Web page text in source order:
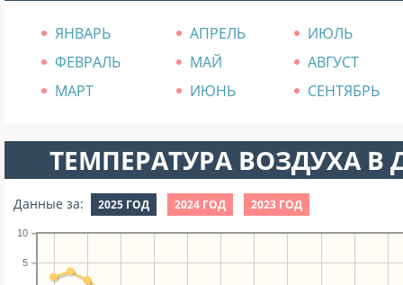
ЯНВАРЬ АПРЕЛЬ
ИЮЛЬ
ФЕВРАЛЬ
МАЙ
АВГУСТ
МАРТ
ИЮНЬ СЕНТЯБРЬ
ТЕМПЕРАТУРА ВОЗДУХА В
Данные за: 2025 ГОД 2024 ГОД 2023 ГОД
5
10